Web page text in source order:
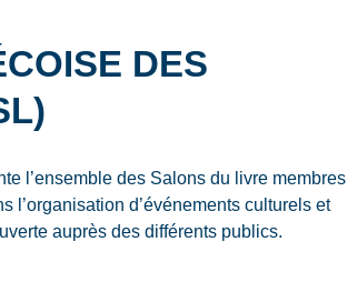
DES
l’ensemble des Salons du livre membres
l’organisation d’événements culturels et
auprès des différents publics.